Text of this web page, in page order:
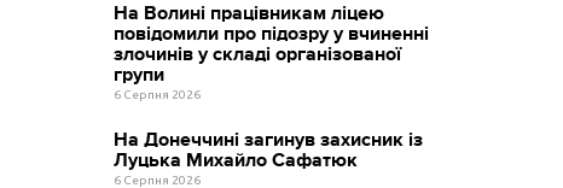
На Волині працівникам ліцею
повідомили про підозру у вчиненні
злочинів у складі організованої
групи
6 Серпня 2026
На Донеччині загинув захисник із
Луцька Михайло Сафатюк
6 Серпня 2026